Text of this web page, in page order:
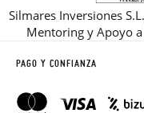
Silmares Inversiones
Mentoring y Apoyo
PAGO Y CONFIANZA